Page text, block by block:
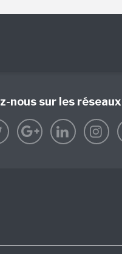
nous sur les réseaux